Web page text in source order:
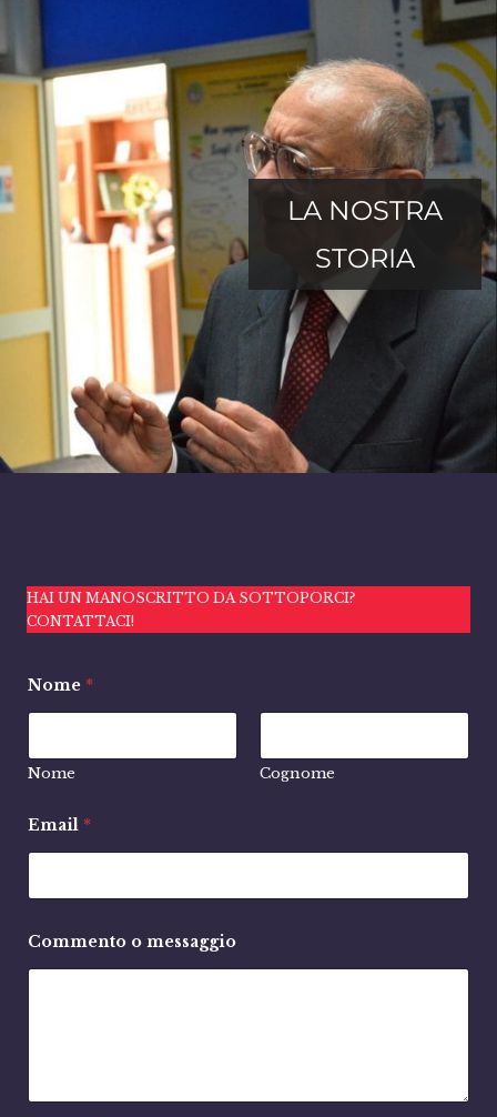
LA NOSTRA
STORIA
HAI UN MANOSCRITTO DA SOTTOPORCI?
CONTATTACI!
Nome *
Nome Cognome
Email *
Commento o messaggio